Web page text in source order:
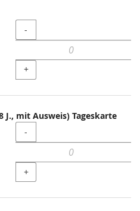
Menge
-
+
J., mit Ausweis) Tageskarte
Menge
-
+